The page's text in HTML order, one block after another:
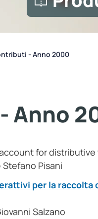
- Anno 2000
Anno
for
Pisani
per la
Salzano